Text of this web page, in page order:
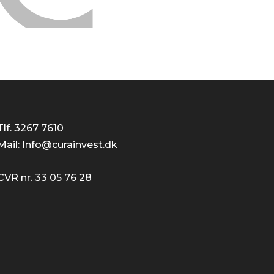
3267 7610
Info@curainvest.dk
nr. 33 05 76 28